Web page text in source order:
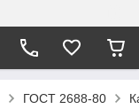
ГОСТ 2688-80